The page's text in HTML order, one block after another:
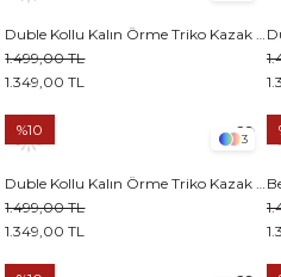
Duble Kollu Kalın Örme Triko Kazak Antrasit
1.349,00 TL
1.499,00 TL
3
Duble Kollu Kalın Örme Triko Kazak Bordo
1.349,00 TL
1.499,00 TL
%10